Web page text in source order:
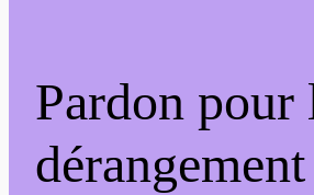
Pardon pour